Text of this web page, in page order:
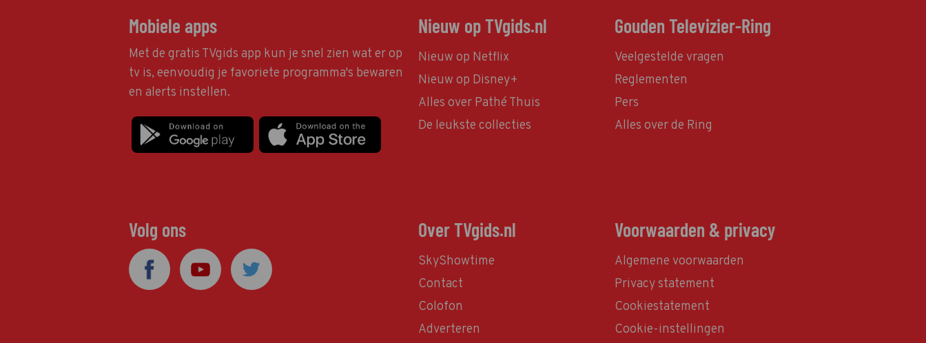
Mobiele apps
Met de gratis TVgids app kun je snel zien wat er op
tv is, eenvoudig je favoriete programma's bewaren
en alerts instellen.
Nieuw op TVgids.nl
Nieuw op Netflix
Nieuw op Disney+
Alles over Pathé Thuis
De leukste collecties
Gouden Televizier-Ring
Veelgestelde vragen
Reglementen
Pers
Alles over de Ring
Volg ons Over TVgids.nl
SkyShowtime
Contact
Colofon
Adverteren
Voorwaarden & privacy
Algemene voorwaarden
Privacy statement
Cookiestatement
Cookie-instellingen